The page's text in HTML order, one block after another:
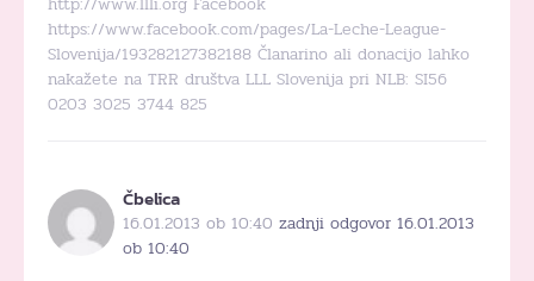
https://www.facebook.com/pages/La-Leche-League-
Slovenija/193282127382188 Članarino ali donacijo lahko
nakažete na TRR društva LLL Slovenija pri NLB: SI56
0203 3025 3744 825
Čbelica
16.01.2013 ob 10:40 zadnji odgovor 16.01.2013
ob 10:40